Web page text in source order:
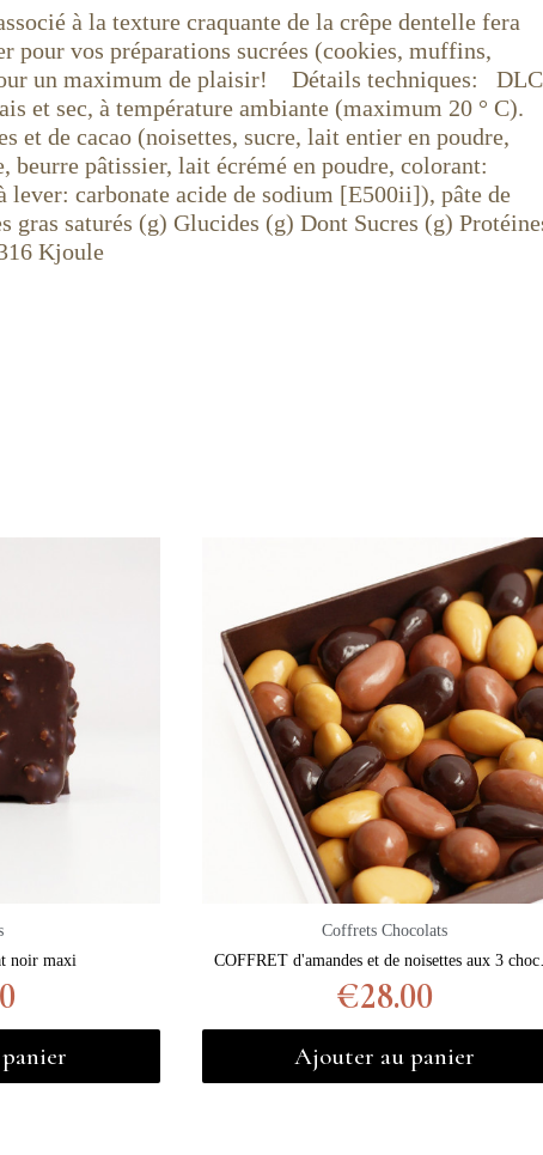
à la texture craquante de la crêpe dentelle fera
pour vos préparations sucrées (cookies, muffins,
un maximum de plaisir! Détails techniques:
et sec, à température ambiante (maximum 20 ° C).
de cacao (noisettes, sucre, lait entier en poudre,
beurre pâtissier, lait écrémé en poudre, colorant:
carbonate acide de sodium [E500ii]), pâte de
saturés (g) Glucides (g) Dont Sucres (g)
Kjoule
noir maxi
Coffrets Chocolats
€28.00
Ajouter au panier